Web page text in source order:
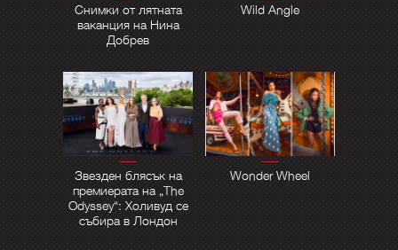
Снимки от лятната
ваканция на Нина
Добрев
Wild Angle
Звезден блясък на
премиерата на „The
Odyssey“: Холивуд се
събира в Лондон
Wonder Wheel